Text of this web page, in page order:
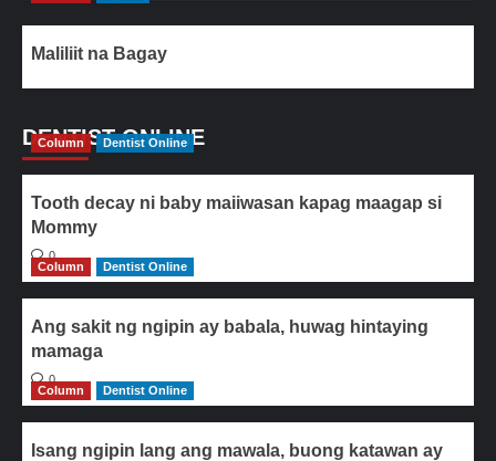
Maliliit na Bagay
DENTIST ONLINE
Column Dentist Online
Tooth decay ni baby maiiwasan kapag maagap si
Mommy
0
Column
Dentist Online
Ang sakit ng ngipin ay babala, huwag hintaying
mamaga
0
Column
Dentist Online
Isang ngipin lang ang mawala, buong katawan ay